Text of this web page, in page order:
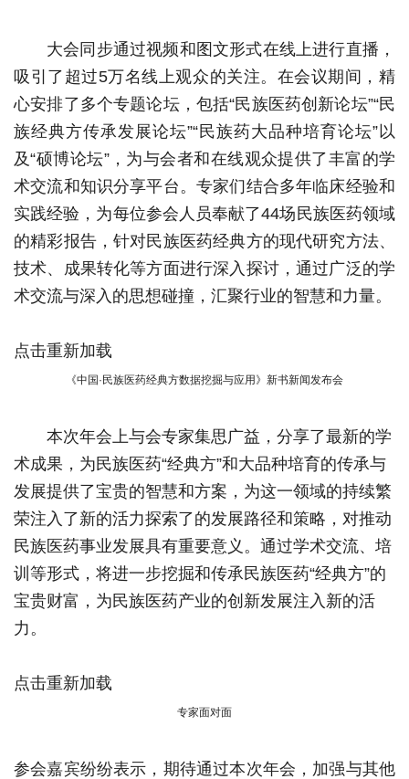
大会同步通过视频和图文形式在线上进行直播，
吸引了超过5万名线上观众的关注。在会议期间，精
心安排了多个专题论坛，包括“民族医药创新论坛”“民
族经典方传承发展论坛”“民族药大品种培育论坛”以
及“硕博论坛”，为与会者和在线观众提供了丰富的学
术交流和知识分享平台。专家们结合多年临床经验和
实践经验，为每位参会人员奉献了44场民族医药领域
的精彩报告，针对民族医药经典方的现代研究方法、
技术、成果转化等方面进行深入探讨，通过广泛的学
术交流与深入的思想碰撞，汇聚行业的智慧和力量。
点击重新加载
《中国·民族医药经典方数据挖掘与应用》新书新闻发布会
本次年会上与会专家集思广益，分享了最新的学
术成果，为民族医药“经典方”和大品种培育的传承与
发展提供了宝贵的智慧和方案，为这一领域的持续繁
荣注入了新的活力探索了的发展路径和策略，对推动
民族医药事业发展具有重要意义。通过学术交流、培
训等形式，将进一步挖掘和传承民族医药“经典方”的
宝贵财富，为民族医药产业的创新发展注入新的活
力。
点击重新加载
专家面对面
参会嘉宾纷纷表示，期待通过本次年会，加强与其他